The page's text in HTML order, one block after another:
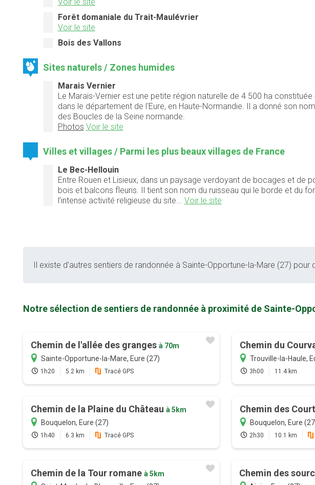
Voir le site
Forêt domaniale du Trait-Maulévrier
Voir le site
Bois des Vallons
Sites naturels / Zones humides
Marais Vernier
Le Marais-Vernier est une petite région naturelle de 4 500 ha
dans le département de l'Eure, en Haute-Normandie. Il a donné son
des Boucles de la Seine normande.
Photos Voir le site
Villes et villages / Parmi les plus beaux villages de France
Le Bec-Hellouin
Entre Rouen et Lisieux, dans un paysage verdoyant de bocages et de
bois et balcons fleuris. Il tient son nom du ruisseau qui le borde et du
l’intense activité religieuse du site... Voir le site
Il existe d'autres sentiers de randonnée à Sainte-Opportune-la-Mare (27) pour
Notre sélection de sentiers de randonnée à proximité de Sainte-
Chemin de l'allée des granges à 70m
Sainte-Opportune-la-Mare, Eure (27)
1h20 5.2 km Tracé GPS
Chemin du
Trouville-la-Haule,
3h00 11.4 km
Chemin de la Plaine du Château à 5km
Bouquelon, Eure (27)
1h40 6.3 km Tracé GPS
Chemin des
Bouquelon, Eure
2h30 10.1 km
Chemin de la Tour romane à 5km
Chemin des